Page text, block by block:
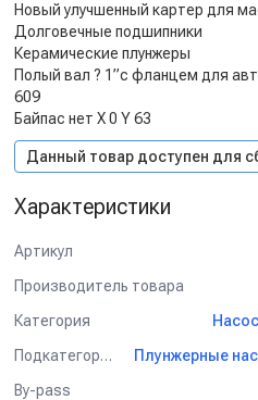
Новый улучшенный картер для
Долговечные подшипники
Керамические плунжеры
Полый вал ? 1”с фланцем для
609
Байпас нет X 0 Y 63
Данный товар доступен для
Характеристики
Артикул
Производитель товара
Категория
Подкатегория
By-pass